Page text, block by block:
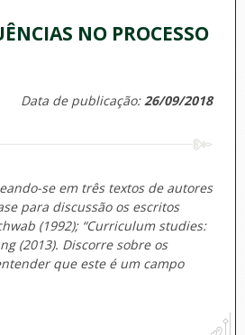
NO PROCESSO
Data de publicação:26/09/2018
se em três textos de autores
para discussão os escritos
(1992); “Curriculum studies:
(2013). Discorre sobre os
que este é um campo